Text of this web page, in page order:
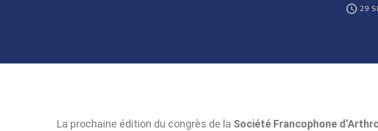
29
La prochaine édition du congrès de la Société Francophone